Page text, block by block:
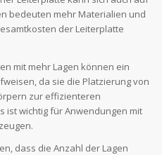
bedeuten mehr Materialien und
der Leiterplatte
mit mehr Lagen können ein
da sie die Platzierung von
zur effizienteren
ist wichtig für Anwendungen mit
dass die Anzahl der Lagen